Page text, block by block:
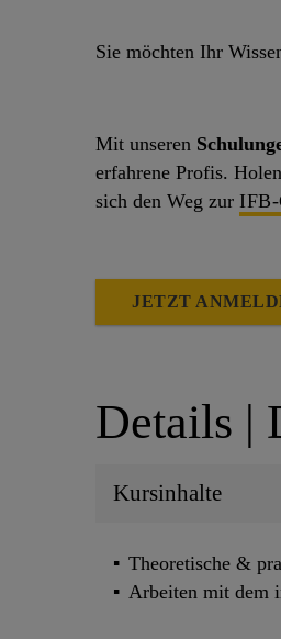
Sie möchten Ihr
Mit unseren
erfahrene Profis.
sich den Weg zur IFB-
JETZT
Details |
Kursinhalte
Theoretische &
Arbeiten mit dem